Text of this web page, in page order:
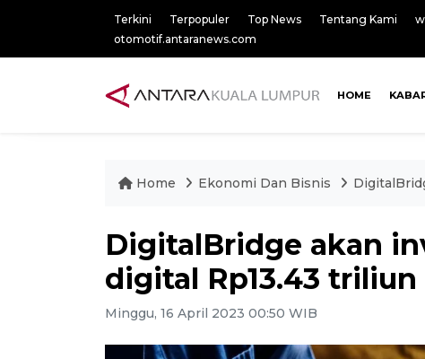
Terkini Terpopuler Top News Tentang Kami
otomotif.antaranews.com
HOME
Home Ekonomi Dan Bisnis
DigitalBridge akan
digital Rp13.43 triliun
Minggu, 16 April 2023 00:50 WIB